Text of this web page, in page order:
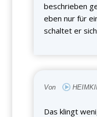
beschrieben
eben nur für
schaltet er
Von
Das klingt